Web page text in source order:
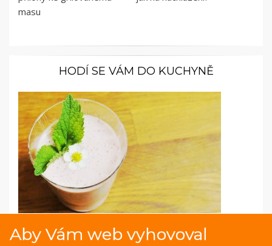
masu
HODÍ SE VÁM DO KUCHYNĚ
Fotopostup: Jahodové smoothie s banánem a
meduňkou
Aby Vám web vyhovoval